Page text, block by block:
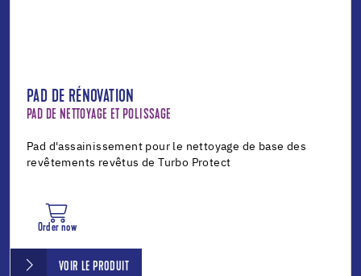
PAD DE RÉNOVATION
PAD DE NETTOYAGE ET POLISSAGE
Pad d'assainissement pour le nettoyage de base des
revêtements revêtus de Turbo Protect
Order now
VOIR LE PRODUIT